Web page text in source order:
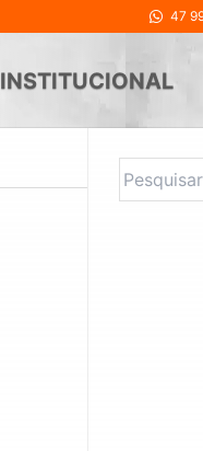
47
INSTITUCIONAL